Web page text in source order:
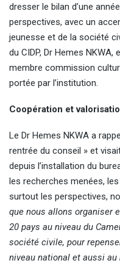
dresser le bilan d’une
perspectives, avec un
jeunesse et de la société
du CIDP, Dr Hemes
membre commission
portée par l’institution.
Coopération et
Le Dr Hemes NKWA a
rentrée du conseil » et
depuis l’installation du
les recherches menées,
surtout les perspectives,
que nous allons organiser
20 pays au niveau du
société civile, pour
niveau national et aussi